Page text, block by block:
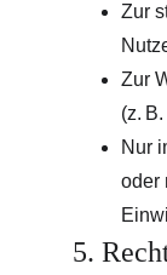
Zur
Zur
(z.
Nur
oder
5.